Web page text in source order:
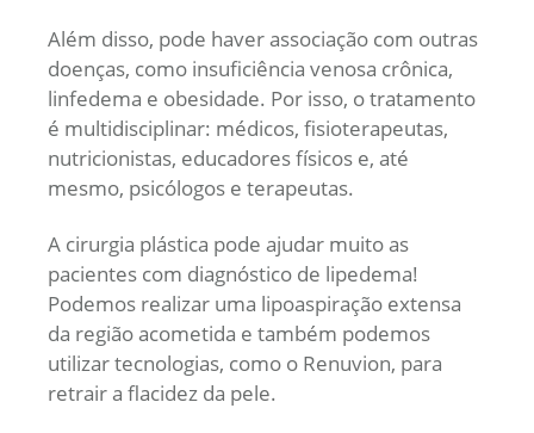
Além disso, pode haver associação com outras
doenças, como insuficiência venosa crônica,
linfedema e obesidade. Por isso, o tratamento
é multidisciplinar: médicos, fisioterapeutas,
nutricionistas, educadores físicos e, até
mesmo, psicólogos e terapeutas.
A cirurgia plástica pode ajudar muito as
pacientes com diagnóstico de lipedema!
Podemos realizar uma lipoaspiração extensa
da região acometida e também podemos
utilizar tecnologias, como o Renuvion, para
retrair a flacidez da pele.